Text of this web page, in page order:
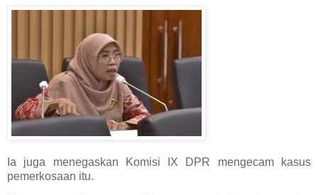
Ia juga menegaskan Komisi IX DPR mengecam kasus
pemerkosaan itu.